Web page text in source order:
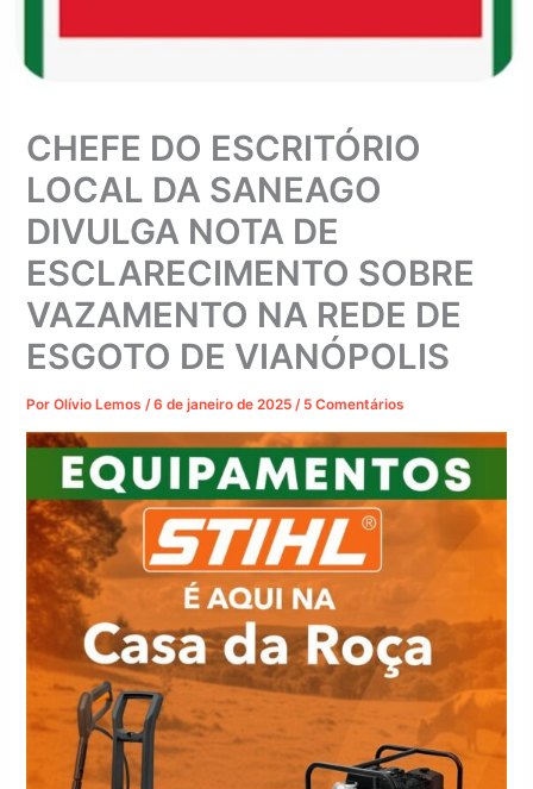
CHEFE DO ESCRITÓRIO
LOCAL DA SANEAGO
DIVULGA NOTA DE
ESCLARECIMENTO SOBRE
VAZAMENTO NA REDE DE
ESGOTO DE VIANÓPOLIS
PorOlívio Lemos /6 de janeiro de 2025 / 5 Comentários